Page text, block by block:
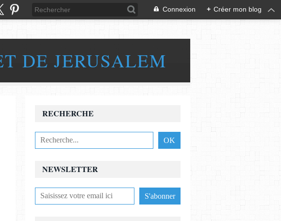
Connexion + Créer mon blog
DE JERUSALEM
NEWSLETTER
RECHERCHE